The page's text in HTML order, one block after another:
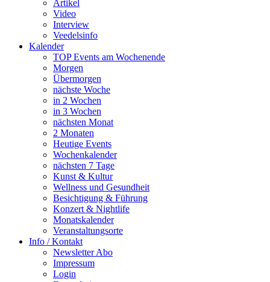
Artikel
Video
Interview
Veedelsinfo
Kalender
TOP Events am Wochenende
Morgen
Übermorgen
nächste Woche
in 2 Wochen
in 3 Wochen
nächsten Monat
2 Monaten
Heutige Events
Wochenkalender
nächsten 7 Tage
Kunst & Kultur
Wellness und Gesundheit
Besichtigung & Führung
Konzert & Nightlife
Monatskalender
Veranstaltungsorte
Info / Kontakt
Newsletter Abo
Impressum
Login